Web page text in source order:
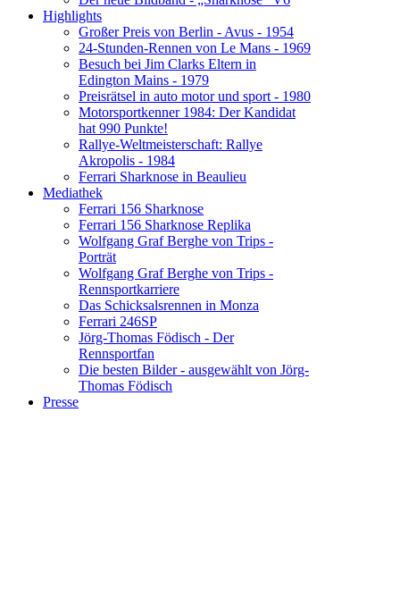
Highlights
Großer Preis von Berlin - Avus - 1954
24-Stunden-Rennen von Le Mans - 1969
Besuch bei Jim Clarks Eltern in
Edington Mains - 1979
Preisrätsel in auto motor und sport - 1980
Motorsportkenner 1984: Der Kandidat
hat 990 Punkte!
Rallye-Weltmeisterschaft: Rallye
Akropolis - 1984
Ferrari Sharknose in Beaulieu
Mediathek
Ferrari 156 Sharknose
Ferrari 156 Sharknose Replika
Wolfgang Graf Berghe von Trips -
Porträt
Wolfgang Graf Berghe von Trips -
Rennsportkarriere
Das Schicksalsrennen in Monza
Ferrari 246SP
Jörg-Thomas Födisch - Der
Rennsportfan
Die besten Bilder - ausgewählt von Jörg-
Thomas Födisch
Presse